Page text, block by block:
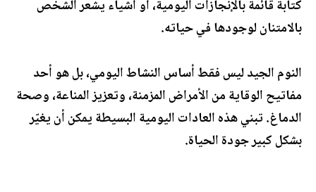
كتابة قائمة بالإنجازات اليومية، أو أشياء يشعر الشخص
بالامتنان لوجودها في حياته.
النوم الجيد ليس فقط أساس النشاط اليومي، بل هو أحد
مفاتيح الوقاية من الأمراض المزمنة، وتعزيز المناعة، وصحة
الدماغ. تبني هذه العادات اليومية البسيطة يمكن أن يغيّر
بشكل كبير جودة الحياة.